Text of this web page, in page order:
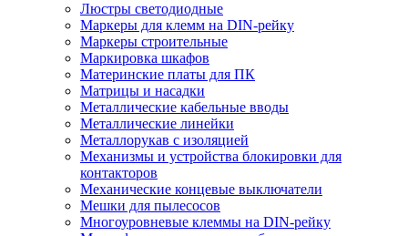
Люстры светодиодные
Маркеры для клемм на DIN-рейку
Маркеры строительные
Маркировка шкафов
Материнские платы для ПК
Матрицы и насадки
Металлические кабельные вводы
Металлические линейки
Металлорукав с изоляцией
Механизмы и устройства блокировки для
контакторов
Механические концевые выключатели
Мешки для пылесосов
Многоуровневые клеммы на DIN-рейку